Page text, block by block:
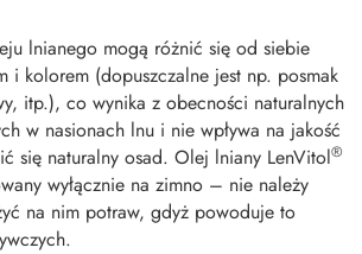
lnianego mogą różnić się od siebie
i kolorem (dopuszczalne jest np. posmak
itp.), co wynika z obecności naturalnych
w nasionach lnu i nie wpływa na jakość
się naturalny osad. Olej lniany LenVitol®
wyłącznie na zimno – nie należy
na nim potraw, gdyż powoduje to